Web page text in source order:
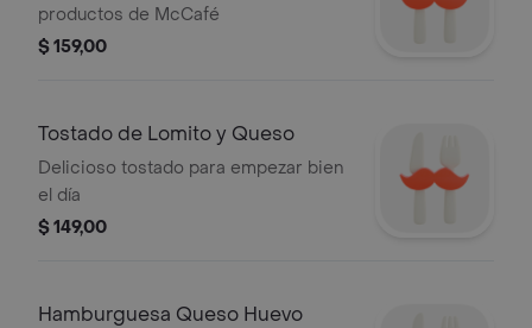
productos de McCafé
$ 159,00
Tostado de Lomito y Queso
Delicioso tostado para empezar bien
el día
$ 149,00
Hamburguesa Queso Huevo